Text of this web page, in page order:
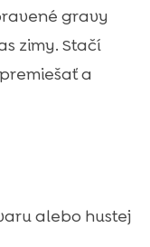
gravy
zimy. Stačí
a
alebo hustej